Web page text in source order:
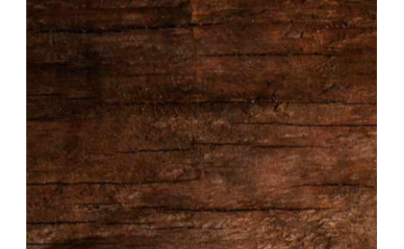
Les Gourmets vous invite à redécouvrir la joie de la
gastronomie artisanale. De nos fromages sélectionnés aux
charcuteries délicieuses, chaque détail est conçu pour
émerveiller.
Navigation